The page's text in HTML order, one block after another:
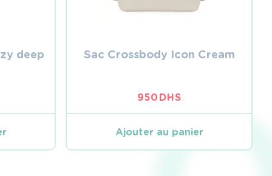
deep
Sac Crossbody Icon Cream
950 DHS
Ajouter au panier